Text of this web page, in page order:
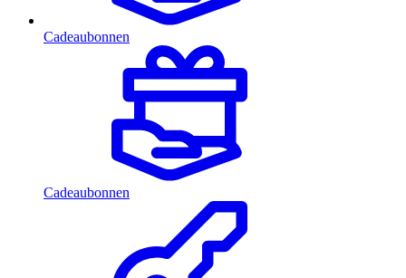
Cadeaubonnen
Cadeaubonnen